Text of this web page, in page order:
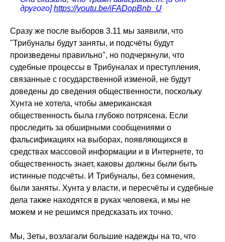
другого] https://youtu.be/iFADopBnb_U
Сразу же после выборов 3.11 мы заявили, что
"Трибуналы будут заняты, и подсчёты будут
произведены правильно", но подчеркнули, что
судебные процессы в Трибуналах и преступления,
связанные с государственной изменой, не будут
доведены до сведения общественности, поскольку
Хунта не хотела, чтобы американская
общественность была глубоко потрясена. Если
проследить за обширными сообщениями о
фальсификациях на выборах, появляющихся в
средствах массовой информации и в Интернете, то
общественность знает, каковы должны были быть
истинные подсчёты. И Трибуналы, без сомнения,
были заняты. Хунта у власти, и пересчёты и судебные
дела также находятся в руках человека, и мы не
можем и не решимся предсказать их точно.
Мы, Зеты, возлагали большие надежды на то, что